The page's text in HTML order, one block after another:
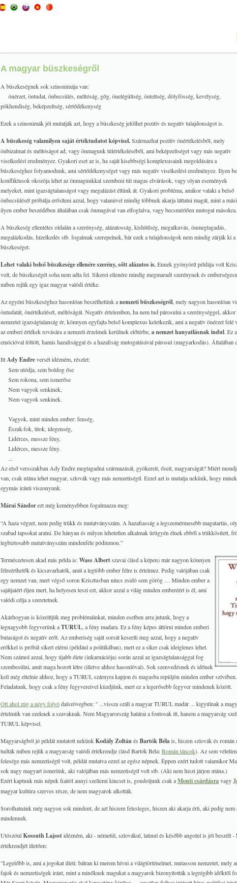
A magyar büszkeségről
A büszkeségnek sok szinonimája van:
önérzet, öntudat, önbecsülés, méltóság, gőg, önelégültség, önteltség, dölyfösség, kevélység,
pökhendiség, beképzeltség, sértődékenység
Ezek a szinonimák jól mutatják azt, hogy a büszkeség jelölhet pozitív és negatív tulajdonságot is.
A büszkeség valamilyen saját értéktudatot képvisel.Származhat pozitív önértékelésből, mely
önbizalmat és méltóságot ad, vagy önmagunk túlértékeléséből, ami beképzeltséget vagy más negatív
viselkedést eredményez. Gyakori eset az is, ha saját kisebbségi komplexusaink megoldására a
büszkeséghez folyamodunk, ami sértődékenységet vagy más negatív viselkedést eredményez. Ilyen
konfliktusok okozója lehet az önmagunkkal szembeni túl magas elvárások, vagy olyan események
melyeket, mint igazságtalanságot vagy megalázást éltünk át. Gyakori probléma, amikor valaki a belső
önbecsülését próbálja erősíteni azzal, hogy valamivel mindig többnek akarja láttatni magát, mint a
ilyen ember beszédében általában csak önmagával van elfoglalva, vagy becsmérlően mutogat másokra.
A büszkeség ellentétes oldalán a szerénység, alázatosság, kishitűség, megalkuvás, önmegtagadás,
megalázkodás, hízelkedés stb. fogalmak szerepelnek, bár ezek a tulajdonságok nem mindig zárják ki a
büszkeséget.
Lehet valaki belső büszkesége ellenére szerény, sőtt alázatos is.Ennek gyönyörű példája volt
volt, de büszkeségét soha nem adta fel. Sikerei ellenére mindig megmaradt szerénynek és
miben rejlik egy igaz magyar valódi értéke.
Az egyéni büszkeséghez hasonlóan beszélhetünk anemzeti büszkeségről , mely nagyon hasonlóan
öntudatát, önértékelését, méltóságát. Negatív értelemben, ha nem tud párosulni a szerénységgel,
nemzetet igazságtalanság ér, könnyen egyfajta belső komplexus keletkezik, ami a negatív önérzet felé
az emberi értékek rovására a nemzeti érzelmek kerülnek előtérbe, a nemzet hanyatlásnak indul. Ez
emócióval töltött, hamis hazafisággal és a hazafiság mutogatásával párosul (magyarkodás).
IttAdy Endreversét idézném, részlet:
Sem utódja, sem boldog őse
Sem rokona, sem ismerőse
Nem vagyok senkinek,
Nem vagyok senkinek.
Vagyok, mint minden ember: fenség,
Észak-fok, titok, idegenség,
Lidérces, messze fény,
Lidérces, messze fény.
...
Az első versszakban Ady Endre megtagadná származását, gyökereit, őseit, magyarságát? Miért
van, csak utána lehet magyar, szlovák vagy más nemzetiségű. Ezzel azt is mutatja nekünk, hogy
egymás iránti viszonyunk.
Márai Sándorezt még keményebben fogalmazza meg:
“A haza végzet, nem pedig trükk és mutatványszám. A hazafiasság a legszemérmesebb magatartás,
szabad tapsokat aratni. De hányan és milyen lehetetlen alkalmak ürügyén élnek ebből a trükkösített,
legbiztosabb mutatványszám mindenféle pódiumon.”
Természetesen akad más példa is:Wass Albertszavai (lásd a képen) már nagyon könnyen
félreérthetők és kicsavarhatók, amit a legtöbb ember félre is értelmez. Pedig valójában csak
egy nemzet van, mert végső soron Krisztusban nincs zsidó sem görög … Minden ember a
sajátjaiért éljen mert, ha helyesen teszi ezt, akkor azzal a világ minden emberéért is él, ami
valódi célja a szeretetnek.
Akárhogyan is közelítjük meg problémáinkat, minden esetben arra jutunk, hogy a
legnagyobb fegyverünk aTURUL , a fény madara. Ez a fény képes áttörni minden emberi
butaságot és negatív erőt. Az emberiség saját sorsát keseríti meg azzal, hogy a negatív
erőkkel is próbál sikert elérni (például a politikában), mert ez a siker csak ideiglenes lehet.
Nem számol azzal, hogy újabb élete (inkarnációja) során azzal az igazságtalansággal fog
szembesülni, amit maga hozott létre (illetve ahhoz hasonlóval). Sok szenvedésnek és időnek
kell még eltelnie ahhoz, hogy a TURUL szárnyra kapjon és magasba repüljön minden ember szívében.
Feladatunk, hogy csak a fény fegyvereivel küzdjünk, mert ez a legerősebb fegyver mindenek között.
Ott ahol zúg a négy folyódalszövegben: " ...vissza száll a magyar TURUL madár ... kigyúlnak a
értelmük van ezeknek a szavaknak. Nem Magyarország határai a fontosak itt, hanem a magyarság
TURUL képvisel.
Magyarságból jó példát mutatott nekünkKodály Zoltánés Bartók Bélais, hiszen szlovák és
tudták miben rejlik a magyarság valódi értékrendje (lásd Bartók Béla:Román táncok). Az sem
felesége más nemzetiségű volt, példát mutatva ezzel az egész népnek. Éppen ezért tudott valamikor
sok nagy magyart ismerünk, aki valójában más nemzetiségű volt stb. (Aki nem hiszi járjon utána.)
Ezért kaptunk más népek fiaitól annyi szellemi kincset is, gondoljunk csak aMonti csárdásravagy
magyar kultúra szerves része, de nem magyarok alkották.
Sorolhatnánk még nagyon sok mindent, de azt hiszem felesleges, hiszen aki akarja érti, aki pedig
mindennek.
UtószóulKossuth Lajostidézném, aki - németül, szlovákul, latinul és később angolul is jól beszélt -
értékrendjét illetően:
"Legelőbb is, ami a jogokat illeti: bátran ki merem hívni a világtörténelmet, mutasson nemzetet, mely
fajok és nemzetiségek iránt, mint a minőknek magukat a magyarok bizonyították a legrégibb időktől